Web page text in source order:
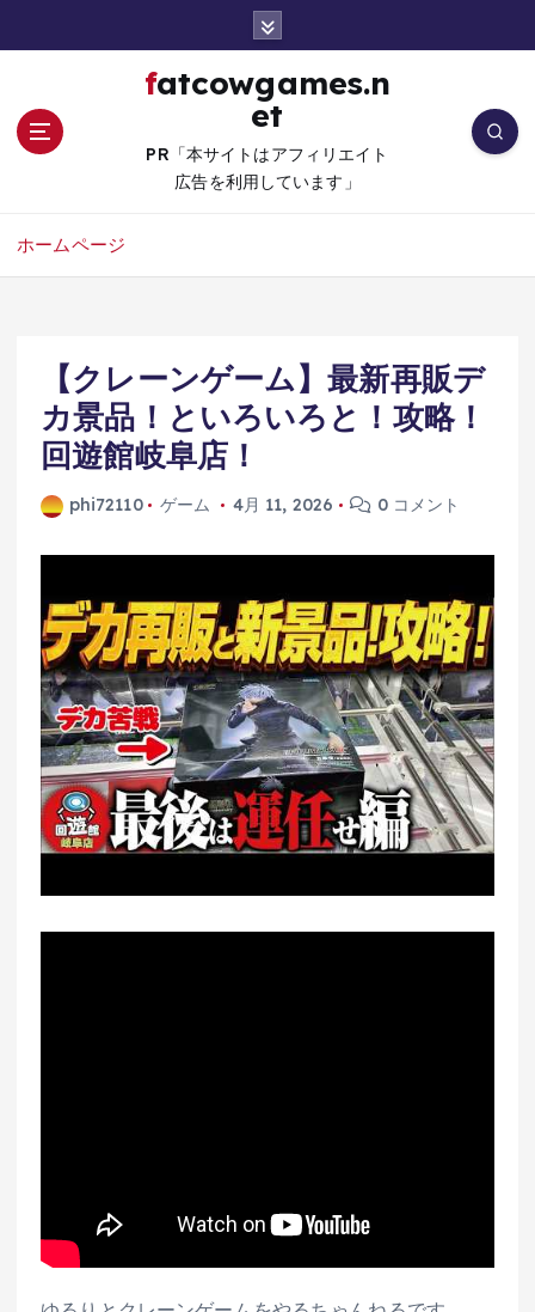
fatcowgames.n
et
PR「本サイトはアフィリエイト
広告を利用しています」
ホームページ
【クレーンゲーム】最新再販デ
カ景品！といろいろと！攻略！
回遊館岐阜店！
phi72110 ゲーム 4月 11, 2026 0 コメント